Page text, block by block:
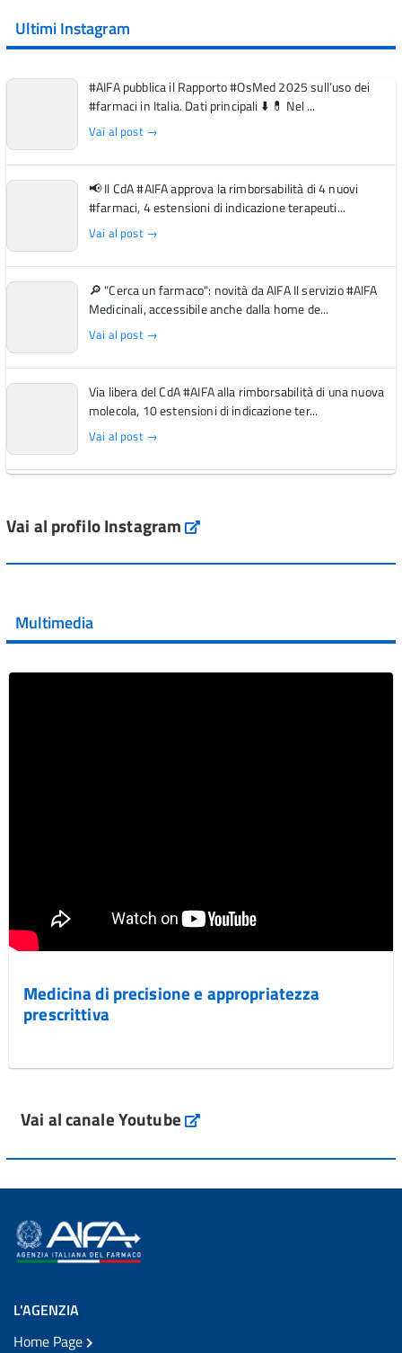
Ultimi Instagram
#AIFA pubblica il Rapporto #OsMed 2025 sull’uso dei
#farmaci in Italia. Dati principali ⬇️ 💊 Nel ...
Vai al post →
📢 Il CdA #AIFA approva la rimborsabilità di 4 nuovi
#farmaci, 4 estensioni di indicazione terapeuti...
Vai al post →
🔎 "Cerca un farmaco": novità da AIFA Il servizio #AIFA
Medicinali, accessibile anche dalla home de...
Vai al post →
Via libera del CdA #AIFA alla rimborsabilità di una nuova
molecola, 10 estensioni di indicazione ter...
Vai al post →
Vai al post →
Vai al post →
Vai al profilo Instagram Instagram
Multimedia
Medicina di precisione e appropriatezza
prescrittiva
Vai al canale Youtube
L'AGENZIA
Home Page